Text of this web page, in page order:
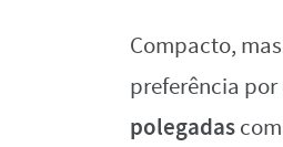
Compacto,
preferência
polegadas